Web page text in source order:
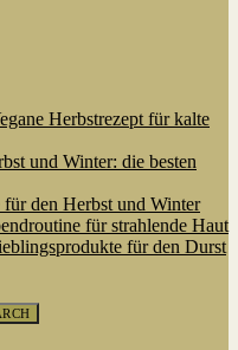
Herbstrezept für kalte
und Winter: die besten
den Herbst und Winter
für strahlende Haut
für den Durst